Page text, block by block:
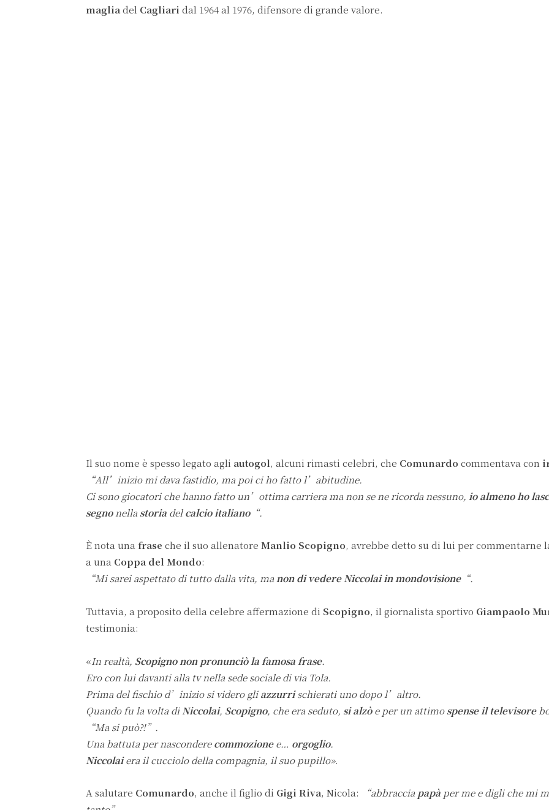
maglia del Cagliari dal 1964 al 1976, difensore di grande valore.
Il suo nome è spesso legato agli autogol, alcuni rimasti celebri, che Comunardo commentava con
“All’inizio mi dava fastidio, ma poi ci ho fatto l’abitudine.
Ci sono giocatori che hanno fatto un’ottima carriera ma non se ne ricorda nessuno, io almeno ho
segnonella storia delcalcio italiano“.
È nota una frase che il suo allenatore Manlio Scopigno, avrebbe detto su di lui per commentarne
a una Coppa del Mondo:
“Mi sarei aspettato di tutto dalla vita, ma non di vedere Niccolai in mondovisione“.
Tuttavia, a proposito della celebre affermazione di Scopigno, il giornalista sportivo Giampaolo
testimonia:
«In realtà, Scopigno non pronunciò la famosa frase.
Ero con lui davanti alla tv nella sede sociale di via Tola.
Prima del fischio d’inizio si videro gliazzurrischierati uno dopo l’altro.
Quando fu la volta di Niccolai, Scopigno, che era seduto, si alzòe per un attimospense il televisore
“Ma si può?!”.
Una battuta per nasconderecommozionee… orgoglio.
Niccolaiera il cucciolo della compagnia, il suo pupillo».
A salutare Comunardo, anche il figlio di Gigi Riva, Nicola: “abbraccia papà per me e digli che mi